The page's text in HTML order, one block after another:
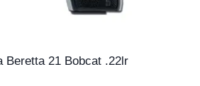
Beretta 21 Bobcat .22lr